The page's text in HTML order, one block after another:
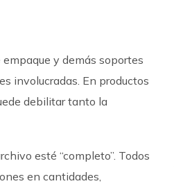
y demás soportes
involucradas. En productos
debilitar tanto la
esté “completo”. Todos
en cantidades,